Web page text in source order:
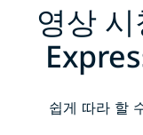
영상
쉽게 따라 할